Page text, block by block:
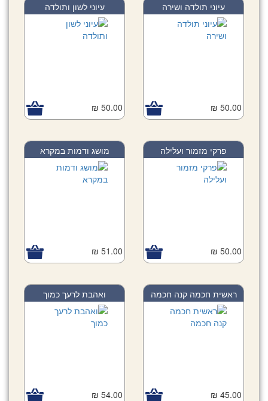
עיוני תולדה ושירה
50.00 ₪
עיוני לשון ותולדה
50.00 ₪
פרקי מזמור ועלילה
50.00 ₪
מושג ודמות במקרא
51.00 ₪
ראשית חכמה קנה חכמה
45.00 ₪
ואהבת לרעך כמוך
54.00 ₪